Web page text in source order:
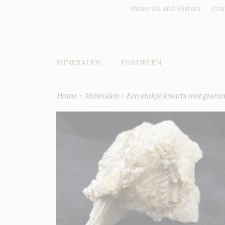
Minerals and History
MINERALEN FOSSIELEN
Home>Mineralen > Een stukje kwarts met